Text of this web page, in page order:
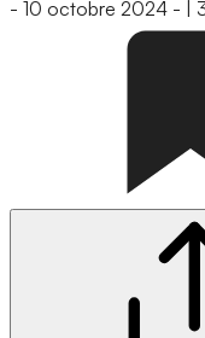
- 10 octobre 2024 -